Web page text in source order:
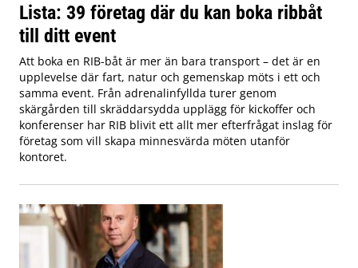
Lista: 39 företag där du kan boka ribbåt
till ditt event
Att boka en RIB-båt är mer än bara transport – det är en
upplevelse där fart, natur och gemenskap möts i ett och
samma event. Från adrenalinfyllda turer genom
skärgården till skräddarsydda upplägg för kickoffer och
konferenser har RIB blivit ett allt mer efterfrågat inslag för
företag som vill skapa minnesvärda möten utanför
kontoret.